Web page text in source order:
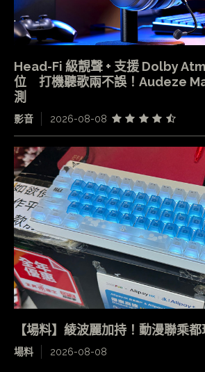
Head-Fi 級靚聲 + 支援 Dolby
位 打機聽歌兩不誤！Audeze
測
影音 2026-08-08
【場料】綾波麗加持！動漫聯乘
場料 2026-08-08